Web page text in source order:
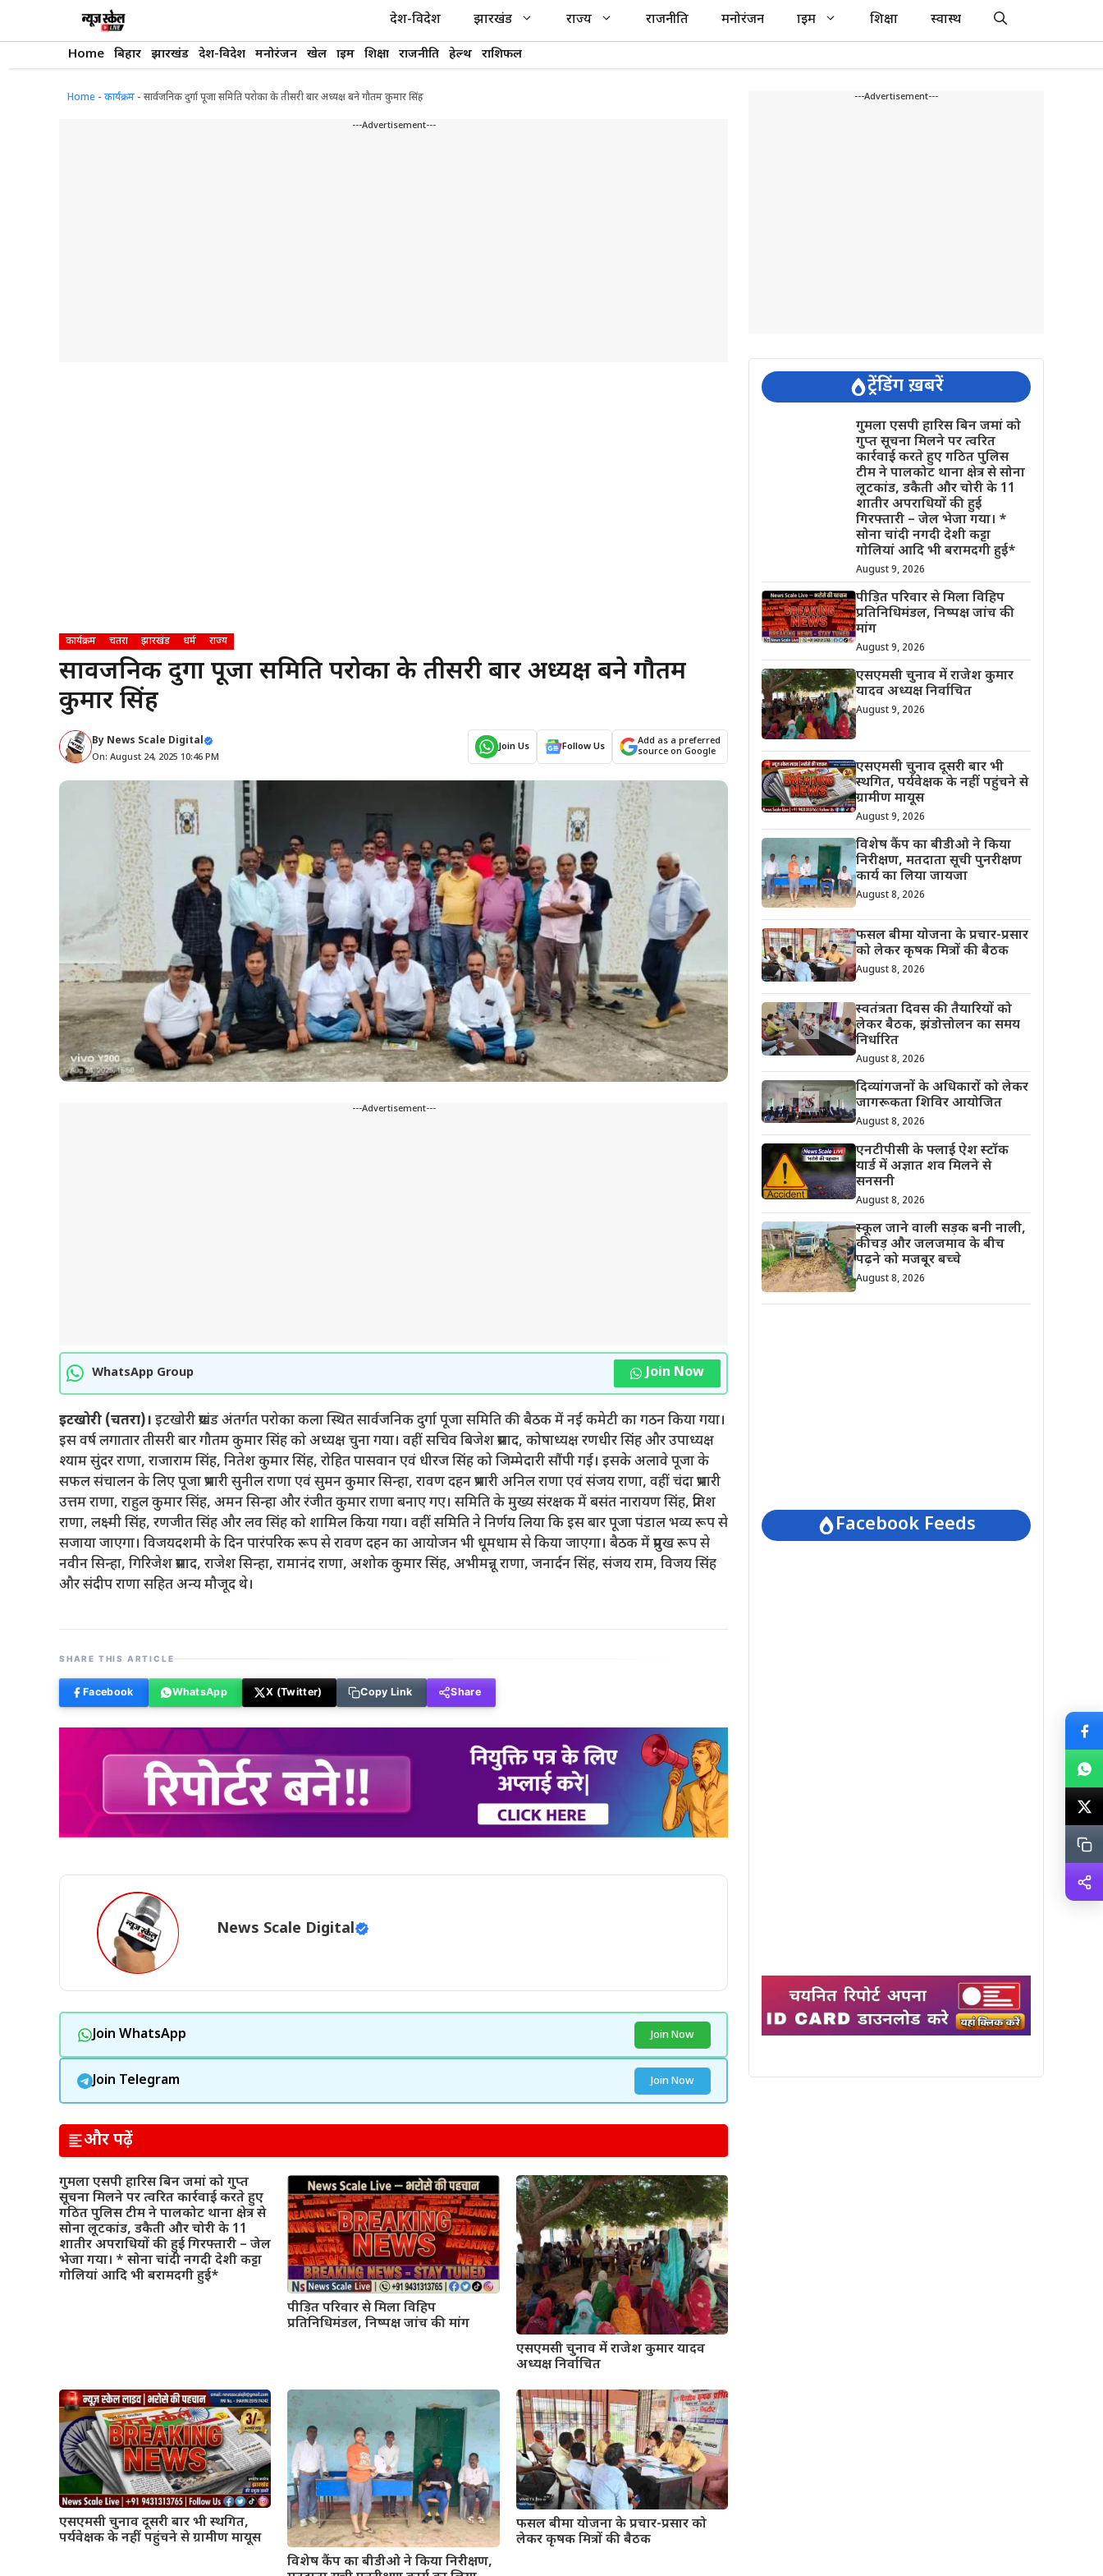
देश-विदेश झारखंड राज्य राजनीति मनोरंजन क्राइम शिक्षा स्वास्थ
Home बिहार झारखंड देश-विदेश मनोरंजन खेल क्राइम शिक्षा राजनीति हेल्थ राशिफल
Home - कार्यक्रम - सार्वजनिक दुर्गा पूजा समिति परोका के तीसरी बार अध्यक्ष बने गौतम कुमार सिंह
---Advertisement---
कार्यक्रम चतरा झारखंड धर्म राज्य
सार्वजनिक दुर्गा पूजा समिति परोका के तीसरी बार अध्यक्ष बने गौतम
कुमार सिंह
By News Scale Digital
On: August 24, 2025 10:46 PM
Join Us Follow Us
Add as a preferred
source on Google
---Advertisement---
WhatsApp Group Join Now
इटखोरी (चतरा)। इटखोरी प्रखंड अंतर्गत परोका कला स्थित सार्वजनिक दुर्गा पूजा समिति की बैठक में नई कमेटी का गठन किया गया।
इस वर्ष लगातार तीसरी बार गौतम कुमार सिंह को अध्यक्ष चुना गया। वहीं सचिव बिजेश प्रसाद, कोषाध्यक्ष रणधीर सिंह और उपाध्यक्ष
श्याम सुंदर राणा, राजाराम सिंह, नितेश कुमार सिंह, रोहित पासवान एवं धीरज सिंह को जिम्मेदारी सौंपी गई। इसके अलावे पूजा के
सफल संचालन के लिए पूजा प्रभारी सुनील राणा एवं सुमन कुमार सिन्हा, रावण दहन प्रभारी अनिल राणा एवं संजय राणा, वहीं चंदा प्रभारी
उत्तम राणा, राहुल कुमार सिंह, अमन सिन्हा और रंजीत कुमार राणा बनाए गए। समिति के मुख्य संरक्षक में बसंत नारायण सिंह, प्रतिश
राणा, लक्ष्मी सिंह, रणजीत सिंह और लव सिंह को शामिल किया गया। वहीं समिति ने निर्णय लिया कि इस बार पूजा पंडाल भव्य रूप से
सजाया जाएगा। विजयदशमी के दिन पारंपरिक रूप से रावण दहन का आयोजन भी धूमधाम से किया जाएगा। बैठक में प्रमुख रूप से
नवीन सिन्हा, गिरिजेश प्रसाद, राजेश सिन्हा, रामानंद राणा, अशोक कुमार सिंह, अभीमन्नू राणा, जनार्दन सिंह, संजय राम, विजय सिंह
और संदीप राणा सहित अन्य मौजूद थे।
SHARE THIS ARTICLE
Facebook WhatsApp X (Twitter) Copy Link Share
News Scale Digital
Join WhatsApp Join Now
Join Telegram Join Now
और पढ़ें
गुमला एसपी हारिस बिन जमां को गुप्त
सूचना मिलने पर त्वरित कार्रवाई करते हुए
गठित पुलिस टीम ने पालकोट थाना क्षेत्र से
सोना लूटकांड, डकैती और चोरी के 11
शातीर अपराधियों की हुई गिरफ्तारी – जेल
भेजा गया। * सोना चांदी नगदी देशी कट्टा
गोलियां आदि भी बरामदगी हुई*
पीड़ित परिवार से मिला विहिप
प्रतिनिधिमंडल, निष्पक्ष जांच की मांग
एसएमसी चुनाव में राजेश कुमार यादव
अध्यक्ष निर्वाचित
एसएमसी चुनाव दूसरी बार भी स्थगित,
पर्यवेक्षक के नहीं पहुंचने से ग्रामीण मायूस
विशेष कैंप का बीडीओ ने किया निरीक्षण,
फसल बीमा योजना के प्रचार-प्रसार को
लेकर कृषक मित्रों की बैठक
---Advertisement---
ट्रेंडिंग ख़बरें
गुमला एसपी हारिस बिन जमां को
गुप्त सूचना मिलने पर त्वरित
कार्रवाई करते हुए गठित पुलिस
टीम ने पालकोट थाना क्षेत्र से सोना
लूटकांड, डकैती और चोरी के 11
शातीर अपराधियों की हुई
गिरफ्तारी – जेल भेजा गया। *
सोना चांदी नगदी देशी कट्टा
गोलियां आदि भी बरामदगी हुई*
August 9, 2026
पीड़ित परिवार से मिला विहिप
प्रतिनिधिमंडल, निष्पक्ष जांच की
मांग
August 9, 2026
एसएमसी चुनाव में राजेश कुमार
यादव अध्यक्ष निर्वाचित
August 9, 2026
एसएमसी चुनाव दूसरी बार भी
स्थगित, पर्यवेक्षक के नहीं पहुंचने से
ग्रामीण मायूस
August 9, 2026
विशेष कैंप का बीडीओ ने किया
निरीक्षण, मतदाता सूची पुनरीक्षण
कार्य का लिया जायजा
August 8, 2026
फसल बीमा योजना के प्रचार-प्रसार
को लेकर कृषक मित्रों की बैठक
August 8, 2026
स्वतंत्रता दिवस की तैयारियों को
लेकर बैठक, झंडोत्तोलन का समय
निर्धारित
August 8, 2026
दिव्यांगजनों के अधिकारों को लेकर
जागरूकता शिविर आयोजित
August 8, 2026
एनटीपीसी के फ्लाई ऐश स्टॉक
यार्ड में अज्ञात शव मिलने से
सनसनी
August 8, 2026
स्कूल जाने वाली सड़क बनी नाली,
कीचड़ और जलजमाव के बीच
पढ़ने को मजबूर बच्चे
August 8, 2026
Facebook Feeds